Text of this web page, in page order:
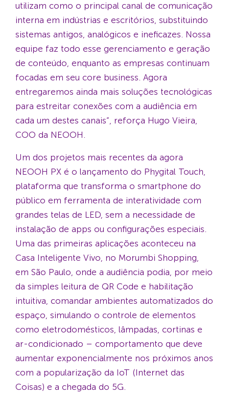
utilizam como o principal canal de comunicação
interna em indústrias e escritórios, substituindo
sistemas antigos, analógicos e ineficazes. Nossa
equipe faz todo esse gerenciamento e geração
de conteúdo, enquanto as empresas continuam
focadas em seu core business. Agora
entregaremos ainda mais soluções tecnológicas
para estreitar conexões com a audiência em
cada um destes canais”, reforça Hugo Vieira,
COO da NEOOH.
Um dos projetos mais recentes da agora
NEOOH PX é o lançamento do Phygital Touch,
plataforma que transforma o smartphone do
público em ferramenta de interatividade com
grandes telas de LED, sem a necessidade de
instalação de apps ou configurações especiais.
Uma das primeiras aplicações aconteceu na
Casa Inteligente Vivo, no Morumbi Shopping,
em São Paulo, onde a audiência podia, por meio
da simples leitura de QR Code e habilitação
intuitiva, comandar ambientes automatizados do
espaço, simulando o controle de elementos
como eletrodomésticos, lâmpadas, cortinas e
ar-condicionado – comportamento que deve
aumentar exponencialmente nos próximos anos
com a popularização da IoT (Internet das
Coisas) e a chegada do 5G.